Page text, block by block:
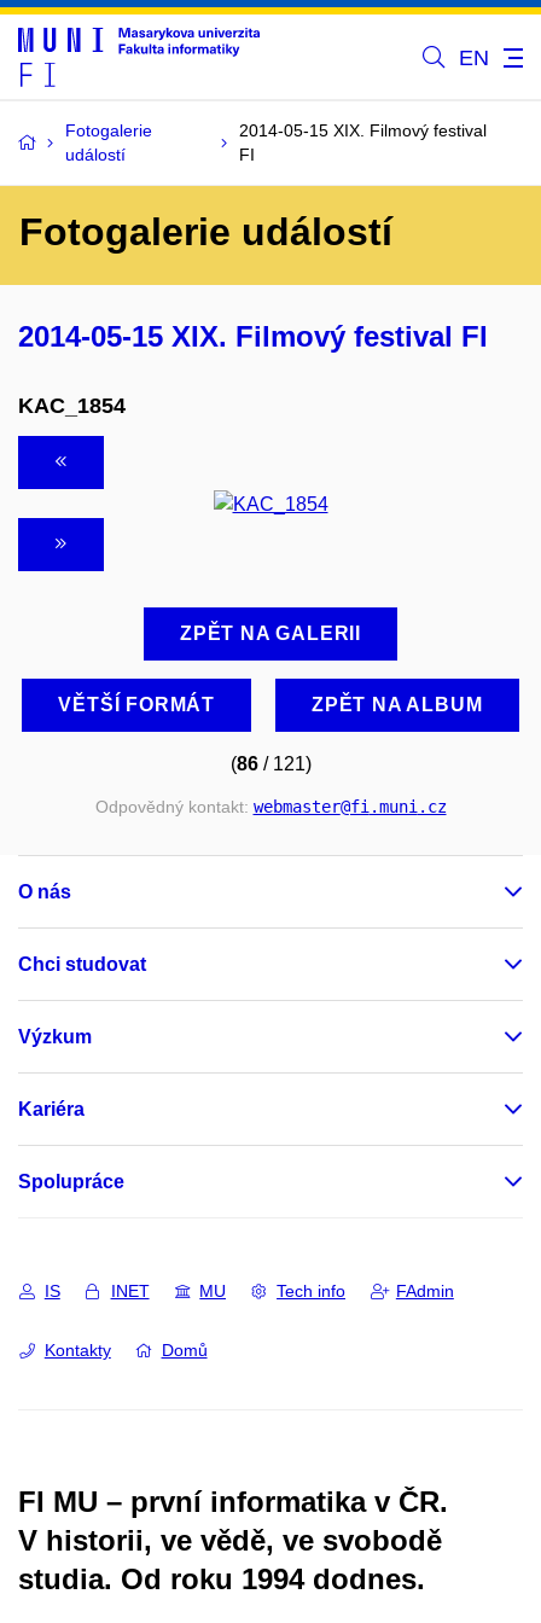
EN
Fotogalerie
událostí
2014-05-15 XIX. Filmový festival
FI
Fotogalerie událostí
2014-05-15 XIX. Filmový festival FI
KAC_1854
ZPĚT NA GALERII
VĚTŠÍ FORMÁT ZPĚT NA ALBUM
(86/ 121)
Odpovědný kontakt: webmaster@fi.muni.cz
O nás
Chci studovat
Výzkum
Kariéra
Spolupráce
IS INET MU Tech info FAdmin
Kontakty Domů
FI MU – první informatika v ČR.
V historii, ve vědě, ve svobodě
studia. Od roku 1994 dodnes.